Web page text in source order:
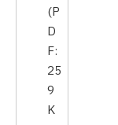
(P
D
F:
25
9
K